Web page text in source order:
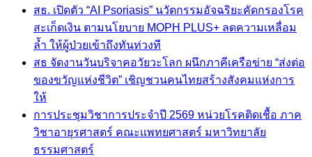
สธ. เปิดตัว “AI Psoriasis” นวัตกรรมอัจฉริยะคัดกรองโรค
สะเก็ดเงิน ตามนโยบาย MOPH PLUS+ ลดความเหลื่อม
ล้ำ ให้ผู้ป่วยเข้าถึงทันท่วงที
สธ จัดงานวันบริจาคอวัยวะโลก ผนึกภาคีเครือข่าย “ส่งต่อ
ของขวัญแห่งชีวิต” เชิญชวนคนไทยสร้างสังคมแห่งการ
ให้
การประชุมวิชาการประจำปี 2569 หน่วยโรคติดเชื้อ ภาค
วิชาอายุรศาสตร์ คณะแพทยศาสตร์ มหาวิทยาลัย
ธรรมศาสตร์